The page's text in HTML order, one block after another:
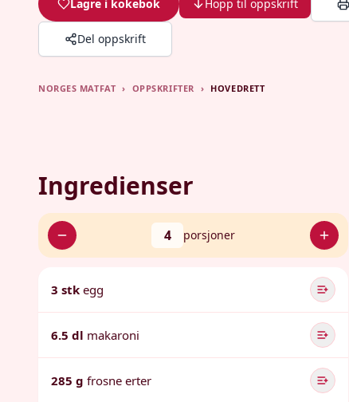
Lagre i kokebok Hopp til oppskrift
Del oppskrift
NORGES MATFAT › OPPSKRIFTER › HOVEDRETT
Ingredienser
4 porsjoner
3 stk egg
6.5 dl makaroni
285 g frosne erter